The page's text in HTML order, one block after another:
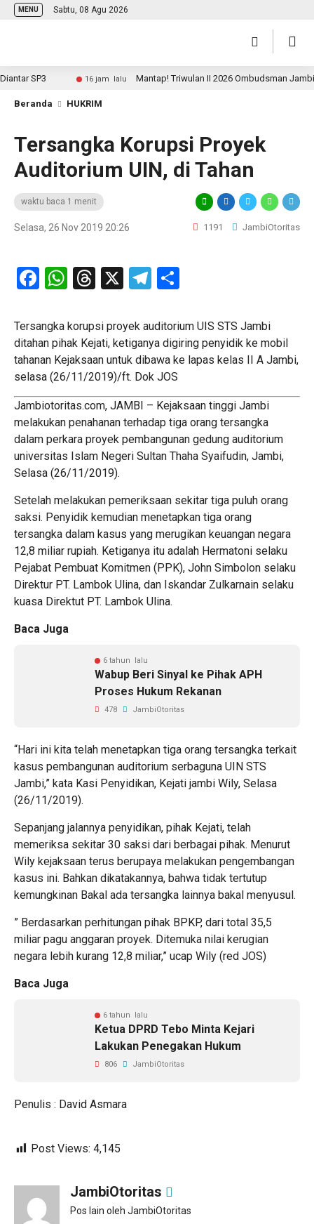
MENU Sabtu, 08 Agu 2026
SP3 16 jam lalu Mantap! Triwulan II 2026 Ombudsman Jambi
Beranda HUKRIM
Tersangka Korupsi Proyek
Auditorium UIN, di Tahan
waktu baca 1 menit
Selasa, 26 Nov 2019 20:26 1191 JambiOtoritas
Facebook
WhatsApp
Threads
X Telegram
Tersangka korupsi proyek auditorium UIS STS Jambi
ditahan pihak Kejati, ketiganya digiring penyidik ke mobil
tahanan Kejaksaan untuk dibawa ke lapas kelas II A Jambi,
selasa (26/11/2019)/ft. Dok JOS
Jambiotoritas.com, JAMBI – Kejaksaan tinggi Jambi
melakukan penahanan terhadap tiga orang tersangka
dalam perkara proyek pembangunan gedung auditorium
universitas Islam Negeri Sultan Thaha Syaifudin, Jambi,
Selasa (26/11/2019).
Setelah melakukan pemeriksaan sekitar tiga puluh orang
saksi. Penyidik kemudian menetapkan tiga orang
tersangka dalam kasus yang merugikan keuangan negara
12,8 miliar rupiah. Ketiganya itu adalah Hermatoni selaku
Pejabat Pembuat Komitmen (PPK), John Simbolon selaku
Direktur PT. Lambok Ulina, dan Iskandar Zulkarnain selaku
kuasa Direktut PT. Lambok Ulina.
Baca Juga
6 tahun lalu
Wabup Beri Sinyal ke Pihak APH
Proses Hukum Rekanan
478 JambiOtoritas
“Hari ini kita telah menetapkan tiga orang tersangka terkait
kasus pembangunan auditorium serbaguna UIN STS
Jambi,” kata Kasi Penyidikan, Kejati jambi Wily, Selasa
(26/11/2019).
Sepanjang jalannya penyidikan, pihak Kejati, telah
memeriksa sekitar 30 saksi dari berbagai pihak. Menurut
Wily kejaksaan terus berupaya melakukan pengembangan
kasus ini. Bahkan dikatakannya, bahwa tidak tertutup
kemungkinan Bakal ada tersangka lainnya bakal menyusul.
” Berdasarkan perhitungan pihak BPKP, dari total 35,5
miliar pagu anggaran proyek. Ditemuka nilai kerugian
negara lebih kurang 12,8 miliar,” ucap Wily (red JOS)
Baca Juga
6 tahun lalu
Ketua DPRD Tebo Minta Kejari
Lakukan Penegakan Hukum
806 JambiOtoritas
Penulis : David Asmara
Post Views: 4,145
JambiOtoritas
Pos lain oleh JambiOtoritas